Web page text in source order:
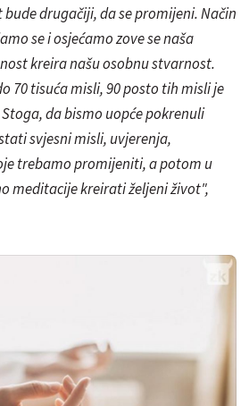
drugačiji, da se promijeni. Način
se i osjećamo zove se naša
kreira našu osobnu stvarnost.
70 tisuća misli, 90 posto tih misli je
da bismo uopće pokrenuli
svjesni misli, uvjerenja,
trebamo promijeniti, a potom u
meditacije kreirati željeni život",